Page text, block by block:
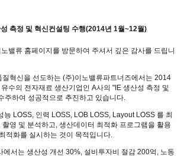
측정 및 혁신컨설팅 수행(2014년 1월~12월)
밸류 홈페이지를 방문하여 주셔서 깊은 감사를 드립니
혁신을 선도하는 (주)이노밸류파트너즈에서는 2014
수의 전자재료 생산기업인 A사의 "IE 생산성 측정 및
주하여 성공적으로 추진하고 있습니다.
능 LOSS, 인력 LOSS, LOB LOSS, Layout LOSS 를 최
영 및 분석하고, 생산데이터 최적화 프로그램을 활용
적화를 실시하는 것이 목적입니다.
에서는 생산성 개선 30%, 설비투자비 절감 200억, 노동